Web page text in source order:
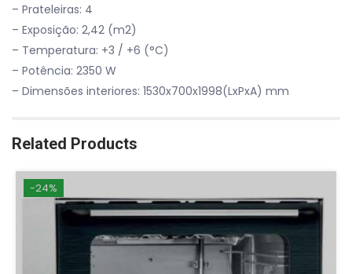
– Prateleiras: 4
– Exposição: 2,42 (m2)
– Temperatura: +3 / +6 (°C)
– Potência: 2350 W
– Dimensões interiores: 1530x700x1998(LxPxA) mm
Related Products
-24%